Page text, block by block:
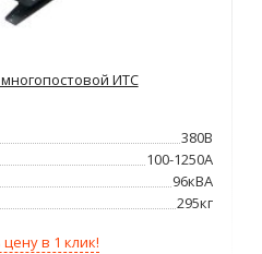
ИТС
380В
100-1250А
96кВА
295кг
в 1 клик!